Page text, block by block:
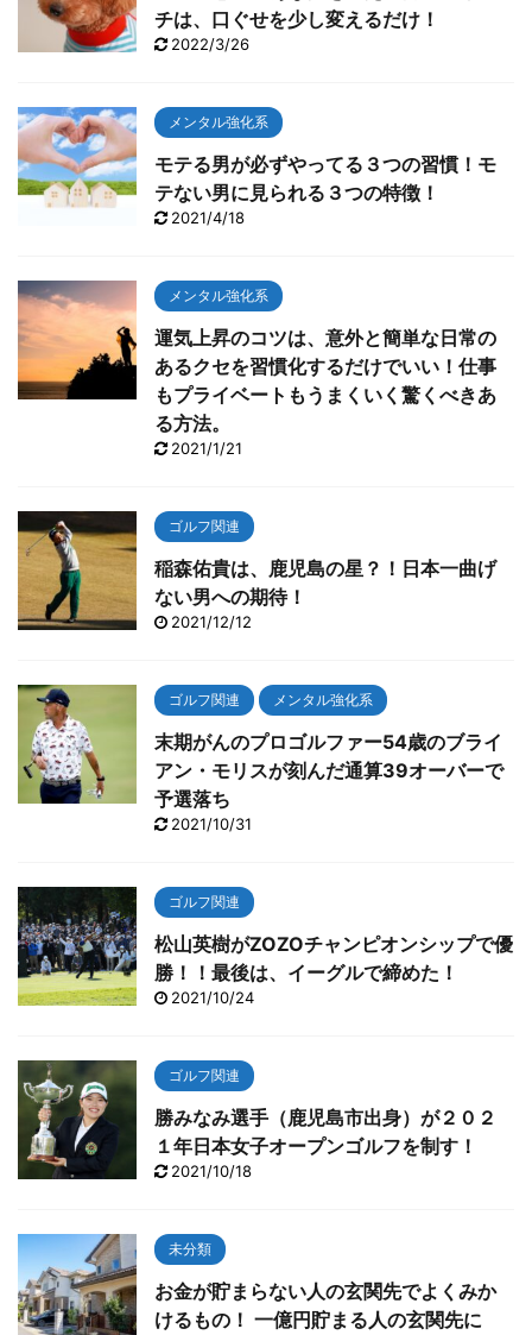
チは、口ぐせを少し変えるだけ！
2022/3/26
メンタル強化系
モテる男が必ずやってる３つの習慣！モ
テない男に見られる３つの特徴！
2021/4/18
メンタル強化系
運気上昇のコツは、意外と簡単な日常の
あるクセを習慣化するだけでいい！仕事
もプライベートもうまくいく驚くべきあ
る方法。
2021/1/21
ゴルフ関連
稲森佑貴は、鹿児島の星？！日本一曲げ
ない男への期待！
2021/12/12
ゴルフ関連 メンタル強化系
末期がんのプロゴルファー54歳のブライ
アン・モリスが刻んだ通算39オーバーで
予選落ち
2021/10/31
ゴルフ関連
松山英樹がZOZOチャンピオンシップで優
勝！！最後は、イーグルで締めた！
2021/10/24
ゴルフ関連
勝みなみ選手（鹿児島市出身）が２０２
１年日本女子オープンゴルフを制す！
2021/10/18
未分類
お金が貯まらない人の玄関先でよくみか
けるもの！ 一億円貯まる人の玄関先に